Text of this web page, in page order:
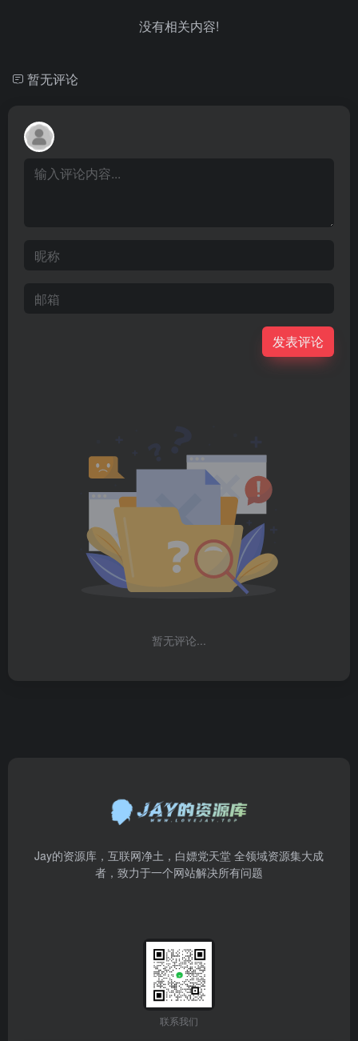
没有相关内容!
暂无评论
发表评论
暂无评论...
Jay的资源库，互联网净土，白嫖党天堂 全领域资源集大成
者，致力于一个网站解决所有问题
联系我们